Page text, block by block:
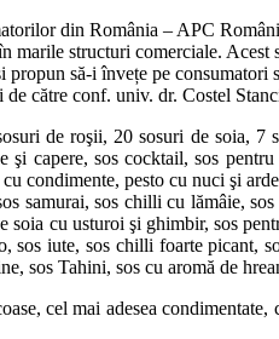
din România – APC
structuri comerciale.
să-i învețe pe
către conf. univ. dr. Costel
de roşii, 20 sosuri de soia,
şi capere, sos cocktail, sos
condimente, pesto cu nuci şi
samurai, sos chilli cu lămâie,
cu usturoi şi ghimbir, sos
iute, sos chilli foarte picant,
sos Tahini, sos cu aromă de
cel mai adesea